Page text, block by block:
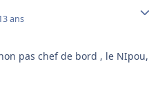
ans
pas chef de bord , le NIpou,